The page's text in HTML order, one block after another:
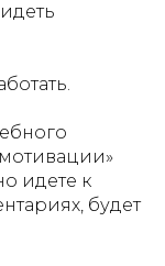
идете к
будет